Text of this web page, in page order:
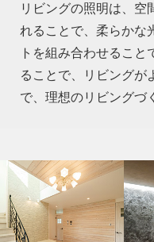
リビングの照明は、空
れることで、柔らかな
トを組み合わせるこ
ることで、リビングが
で、理想のリビングづ